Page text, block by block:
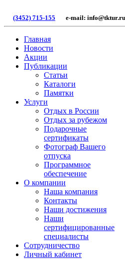
(3452) 715-155 e-mail: info@tktur.ru
Главная
Новости
Акции
Публикации
Статьи
Каталоги
Памятки
Услуги
Отдых в России
Отдых за рубежом
Подарочные
сертификаты
Фотограф Вашего
отпуска
Программное
обеспечение
О компании
Наша компания
Контакты
Наши достижения
Наши
сертифицированные
специалисты
Сотрудничество
Личный кабинет